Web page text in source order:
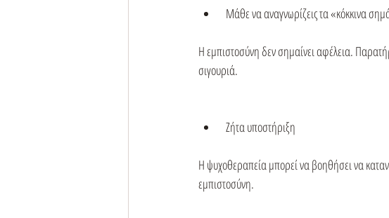
Μάθε να αναγνωρίζεις τα «κόκκινα
Η εμπιστοσύνη δεν σημαίνει αφέλεια.
σιγουριά.
Ζήτα υποστήριξη
Η ψυχοθεραπεία μπορεί να βοηθήσει να
εμπιστοσύνη.